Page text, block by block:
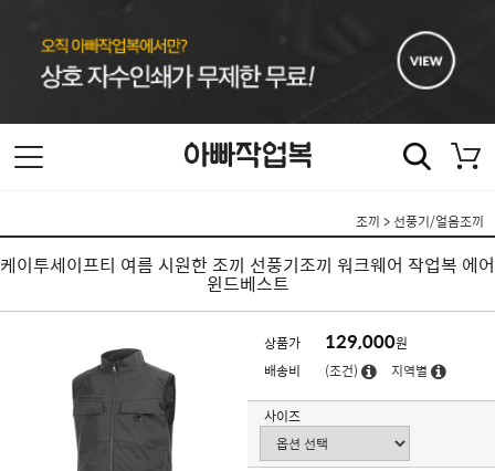
조끼 > 선풍기/얼음조끼
케이투세이프티 여름 시원한 조끼 선풍기조끼 워크웨어 작업복 에어
윈드베스트
상품가 129,000원
배송비
(조건) 지역별
사이즈